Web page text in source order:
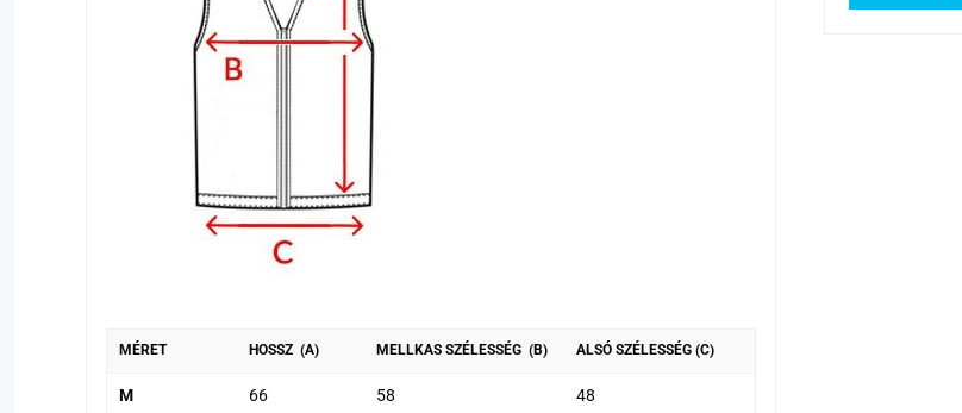
MÉRET HOSSZ (A) MELLKAS SZÉLESSÉG (B) ALSÓ SZÉLESSÉG (C)
M 66 58 48